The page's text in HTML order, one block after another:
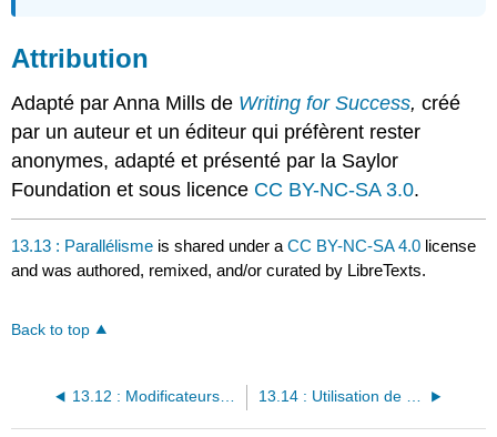
Attribution
Adapté par Anna Mills de Writing for Success, créé
par un auteur et un éditeur qui préfèrent rester
anonymes, adapté et présenté par la Saylor
Foundation et sous licence CC BY-NC-SA 3.0.
13.13 : Parallélisme is shared under aCC BY-NC-SA 4.0 license
and was authored, remixed, and/or curated by LibreTexts.
Back to top
13.12 : Modificateurs égarés et pendants